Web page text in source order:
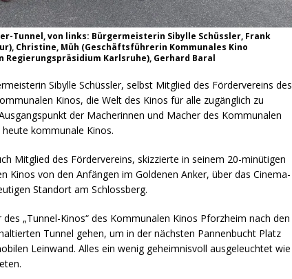
Tunnel, von links: Bürgermeisterin Sibylle Schüssler, Frank
Christine, Müh (Geschäftsführerin Kommunales Kino
Regierungspräsidium Karlsruhe), Gerhard Baral
Sibylle Schüssler, selbst Mitglied des Fördervereins des
Kinos, die Welt des Kinos für alle zugänglich zu
der Macherinnen und Macher des Kommunalen
kommunale Kinos.
Mitglied des Fördervereins, skizzierte in seinem 20-minütigen
Kinos von den Anfängen im Goldenen Anker, über das Cinema-
Standort am Schlossberg.
„Tunnel-Kinos“ des Kommunalen Kinos Pforzheim nach den
Tunnel gehen, um in der nächsten Pannenbucht Platz
Leinwand. Alles ein wenig geheimnisvoll ausgeleuchtet wie